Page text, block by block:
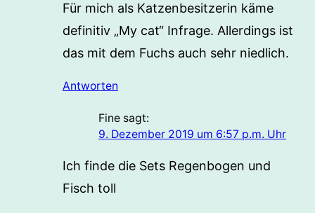
Für mich als Katzenbesitzerin käme
definitiv „My cat“ Infrage. Allerdings ist
das mit dem Fuchs auch sehr niedlich.
Antworten
Fine sagt:
9. Dezember 2019 um 6:57 p.m. Uhr
Ich finde die Sets Regenbogen und
Fisch toll